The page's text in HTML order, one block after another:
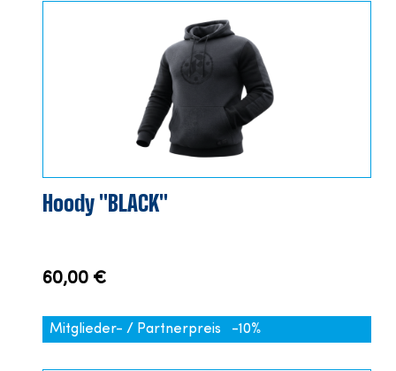
Hoody "BLACK"
60,00 €
Mitglieder- / Partnerpreis -10%